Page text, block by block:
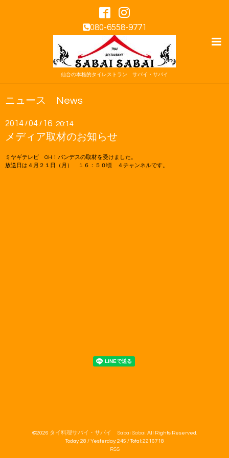
080-6558-9771
仙台の本格的タイレストラン サバイ・サバイ
ニュース News
2014 /04 / 16 20:14
メディア取材のお知らせ
ミヤギテレビ OH！バンデスの取材を受けました。
放送日は４月２１日（月） １６：５０頃 ４チャンネルです。
©2026 タイ料理サバイ・サバイ Sabai Sabai . All Rights Reserved.
Today:28 / Yesterday:245 / Total:2216718
RSS